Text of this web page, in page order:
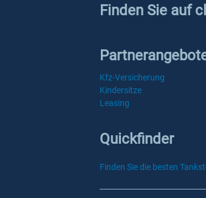
Finden Sie auf
Kfz-Versicherung
Kindersitze
Leasing
Quickfinder
Finden Sie die besten